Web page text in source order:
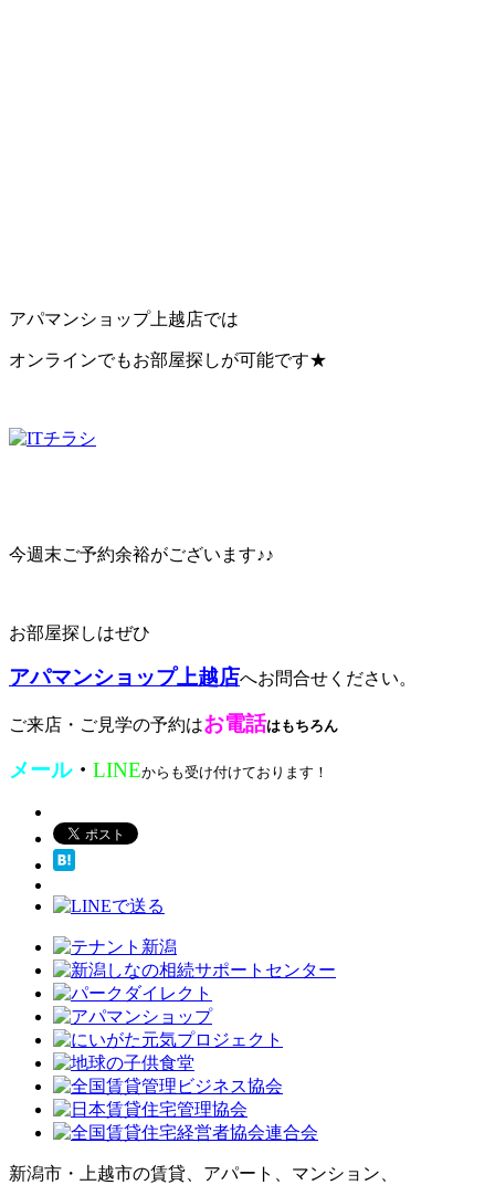
アパマンショップ上越店では
オンラインでもお部屋探しが可能です★
今週末ご予約余裕がございます♪♪
お部屋探しはぜひ
アパマンショップ上越店へお問合せください。
ご来店・ご見学の予約はお電話はもちろん
メール・ LINEからも受け付けております！
新潟市・上越市の賃貸、アパート、マンション、